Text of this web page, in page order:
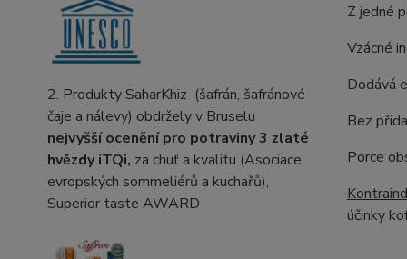
2. Produkty SaharKhiz (šafrán, šafránové
čaje a nálevy) obdržely v Bruselu
nejvyšší ocenění pro potraviny3 zlaté
hvězdy iTQi, za chuť a kvalitu (Asociace
evropských sommeliérů a kuchařů),
Superior taste AWARD
Z jedné
Vzácné
Dodává
Bez
Porce
účinky